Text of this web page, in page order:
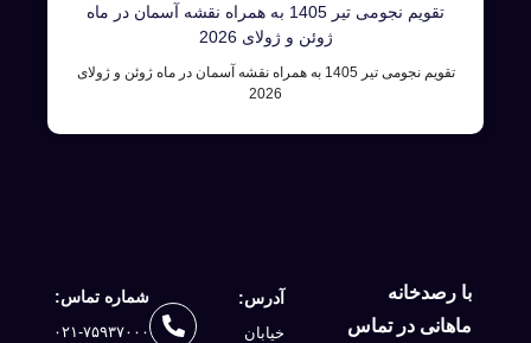
تقویم نجومی تیر 1405 به همراه نقشه آسمان در ماه
ژوئن و ژولای 2026
تقویم نجومی تیر 1405 به همراه نقشه آسمان در ماه ژوئن و ژولای
2026
با رصدخانه
ماهانی در تماس
آدرس:
خیابان
شماره تماس:
۰۲۱-۷۵۹۳۷۰۰۰